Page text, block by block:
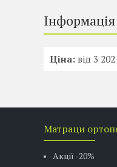
Ціна: від 3
Матраци
Акції -20%